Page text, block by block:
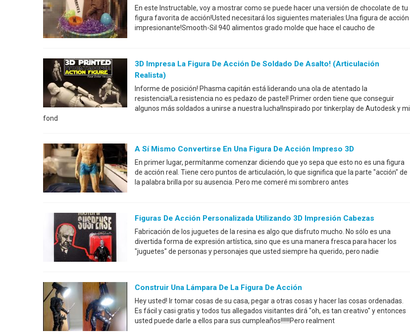
En este Instructable, voy a mostrar como se puede hacer una versión de chocolate de tu
figura favorita de acción!Usted necesitará los siguientes materiales:Una figura de acción
impresionante!Smooth-Sil 940 alimentos grado molde que hace el caucho de
3D Impresa La Figura De Acción De Soldado De Asalto! (Articulación
Realista)
Informe de posición! Phasma capitán está liderando una ola de atentado la
resistencia!La resistencia no es pedazo de pastel! Primer orden tiene que conseguir
algunos más soldados a unirse a nuestra lucha!Inspirado por tinkerplay de Autodesk y mi
fond
A Sí Mismo Convertirse En Una Figura De Acción Impreso 3D
En primer lugar, permítanme comenzar diciendo que yo sepa que esto no es una figura
de acción real. Tiene cero puntos de articulación, lo que significa que la parte "acción" de
la palabra brilla por su ausencia. Pero me comeré mi sombrero antes
Figuras De Acción Personalizada Utilizando 3D Impresión Cabezas
Fabricación de los juguetes de la resina es algo que disfruto mucho. No sólo es una
divertida forma de expresión artística, sino que es una manera fresca para hacer los
"juguetes" de personas y personajes que usted siempre ha querido, pero nadie
Construir Una Lámpara De La Figura De Acción
Hey usted! Ir tomar cosas de su casa, pegar a otras cosas y hacer las cosas ordenadas.
Es fácil y casi gratis y todos tus allegados visitantes dirá "oh, es tan creativo" y entonces
usted puede darle a ellos para sus cumpleaños!!!!!!Pero realment